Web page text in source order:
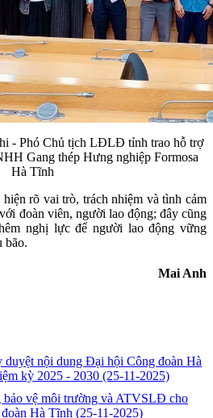
- Phó Chủ tịch LĐLĐ tỉnh trao hỗ trợ
Gang thép Hưng nghiệp Formosa
Hà Tĩnh
rõ vai trò, trách nhiệm và tình cảm
đoàn viên, người lao động; đây cũng
nghị lực để người lao động vững
bão.
Mai Anh
nội dung Đại hội Công đoàn Hà
kỳ 2025 - 2030 (25-11-2025)
bảo vệ môi trường và ATVSLĐ cho
Hà Tĩnh (25-11-2025)